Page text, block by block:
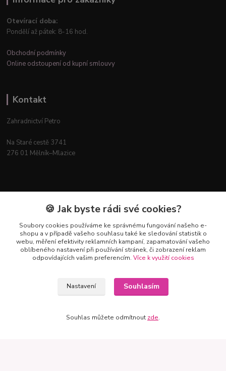
Otevírací doba:
Pondělí až pátek: 8-16 hod.
Obchodní podmínky
Online odstoupení od kupní smlouvy
Kontakt
Zahradnictví Petro
Na Staré cestě 3741
276 01 Mělník–Mlazice
🍪 Jak byste rádi své cookies?
Soubory cookies používáme ke správnému fungování našeho e-
shopu a v případě vašeho souhlasu také ke sledování statistik o
webu, měření efektivity reklamních kampaní, zapamatování vašeho
oblíbeného nastavení při používání stránek, či zobrazení reklam
odpovídajících vašim preferencím. Více k využití cookies
Nastavení Souhlasím
Souhlas můžete odmítnout zde.